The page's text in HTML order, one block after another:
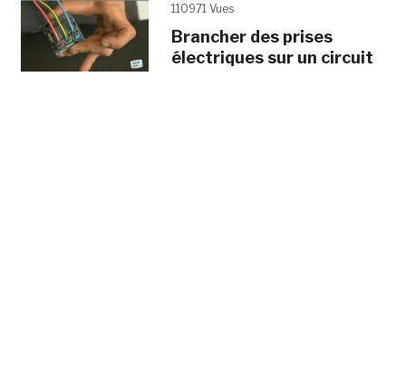
110971 Vues
Brancher des prises
électriques sur un circuit